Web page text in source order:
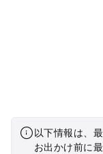
以下情報は、
お出かけ前に